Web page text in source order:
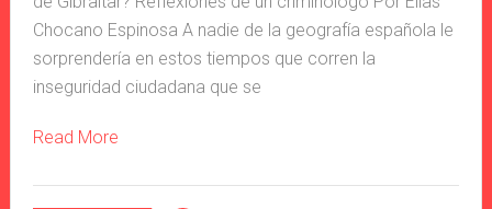
Chocano Espinosa A nadie de la geografía española le
sorprendería en estos tiempos que corren la
inseguridad ciudadana que se
Read More